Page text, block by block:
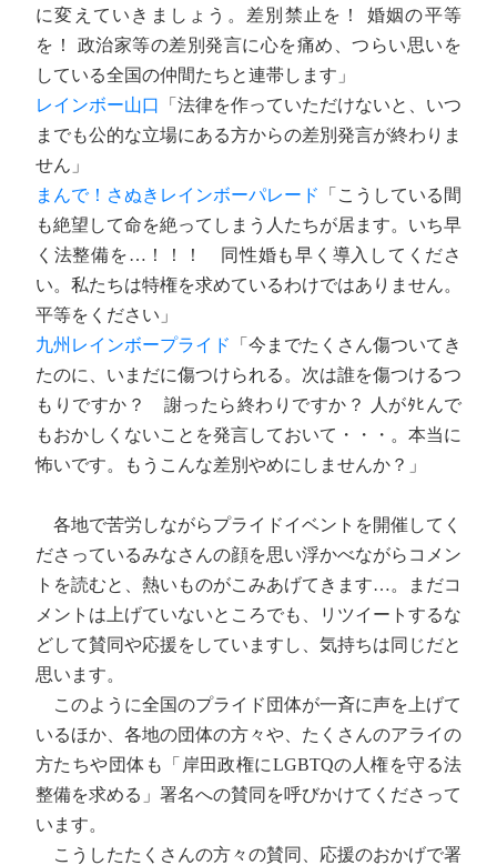
に変えていきましょう。差別禁止を！ 婚姻の平等
を！ 政治家等の差別発言に心を痛め、つらい思いを
している全国の仲間たちと連帯します」
レインボー山口
「法律を作っていただけないと、いつ
までも公的な立場にある方からの差別発言が終わりま
せん」
まんで！さぬきレインボーパレード
「こうしている間
も絶望して命を絶ってしまう人たちが居ます。いち早
く法整備を…！！！ 同性婚も早く導入してくださ
い。私たちは特権を求めているわけではありません。
平等をください」
九州レインボープライド
「今までたくさん傷ついてき
たのに、いまだに傷つけられる。次は誰を傷つけるつ
もりですか？ 謝ったら終わりですか？ 人がﾀﾋんで
もおかしくないことを発言しておいて・・・。本当に
怖いです。もうこんな差別やめにしませんか？」
各地で苦労しながらプライドイベントを開催してく
ださっているみなさんの顔を思い浮かべながらコメン
トを読むと、熱いものがこみあげてきます…。まだコ
メントは上げていないところでも、リツイートするな
どして賛同や応援をしていますし、気持ちは同じだと
思います。
このように全国のプライド団体が一斉に声を上げて
いるほか、各地の団体の方々や、たくさんのアライの
方たちや団体も「岸田政権にLGBTQの人権を守る法
整備を求める」署名への賛同を呼びかけてくださって
います。
こうしたたくさんの方々の賛同、応援のおかげで署